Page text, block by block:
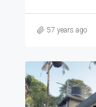
57 years ago